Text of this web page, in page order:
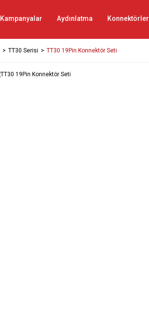
Kampanyalar Aydınlatma Konnektörler
TT30 Serisi TT30 19Pin Konnektör Seti